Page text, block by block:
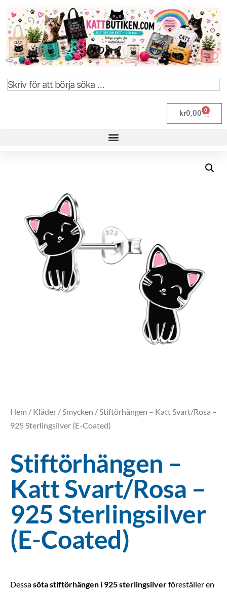
kr0,00 0
Hem / Kläder / Smycken / Stiftörhängen – Katt Svart/Rosa –
925 Sterlingsilver (E-Coated)
Stiftörhängen –
Katt Svart/Rosa –
925 Sterlingsilver
(E-Coated)
Dessasöta stiftörhängen i 925 sterlingsilverföreställer en